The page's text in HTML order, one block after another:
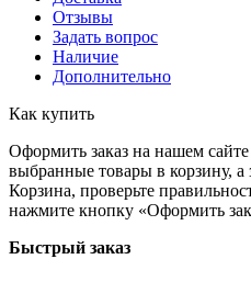
Отзывы
Задать вопрос
Наличие
Дополнительно
Как купить
Оформить заказ на нашем сайте
выбранные товары в корзину, а
Корзина, проверьте
нажмите кнопку «Оформить
Быстрый заказ